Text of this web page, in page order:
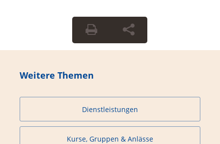
Weitere Themen
Dienstleistungen
Kurse, Gruppen & Anlässe